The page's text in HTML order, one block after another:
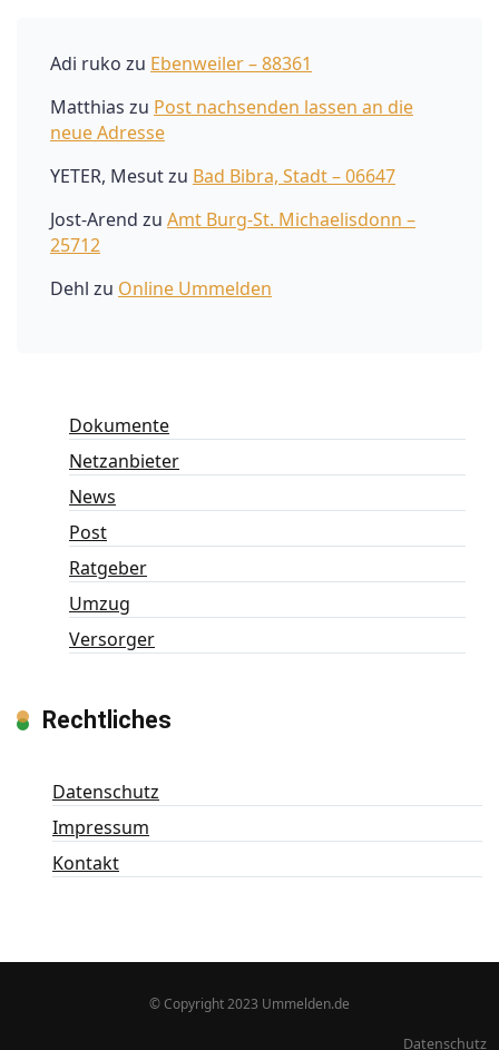
Adi ruko zu Ebenweiler – 88361
Matthias zu Post nachsenden lassen an die
neue Adresse
YETER, Mesutzu Bad Bibra, Stadt – 06647
Jost-Arend zu Amt Burg-St. Michaelisdonn –
25712
Dehl zu Online Ummelden
Dokumente
Netzanbieter
News
Post
Ratgeber
Umzug
Versorger
Rechtliches
Datenschutz
Impressum
Kontakt
© Copyright 2023 Ummelden.de
Datenschutz